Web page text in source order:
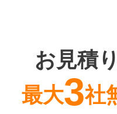
お見積
最大3社